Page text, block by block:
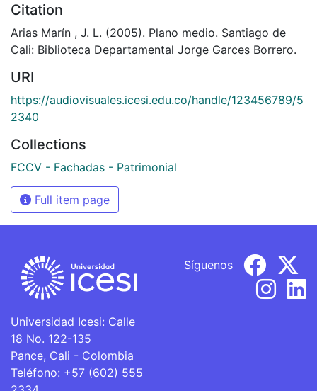
Citation
Arias Marín , J. L. (2005). Plano medio. Santiago de
Cali: Biblioteca Departamental Jorge Garces Borrero.
URI
https://audiovisuales.icesi.edu.co/handle/123456789/5
2340
Collections
FCCV - Fachadas - Patrimonial
Full item page
Universidad Icesi: Calle
18 No. 122-135
Pance, Cali - Colombia
Teléfono: +57 (602) 555
Síguenos